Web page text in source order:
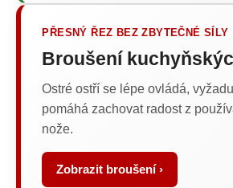
PŘESNÝ ŘEZ BEZ ZBYTEČNÉ SÍLY
Broušení
Ostré ostří se lépe ovládá,
pomáhá zachovat radost z
nože.
Zobrazit broušení ›